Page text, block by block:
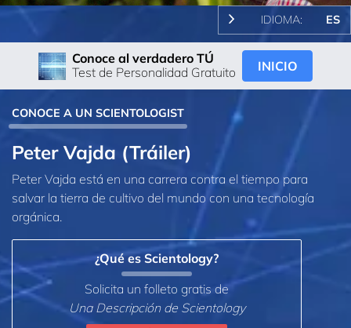
IDIOMA: ES
Conoce al verdadero TÚ
Test de Personalidad Gratuito
INICIO
CONOCE A UN SCIENTOLOGIST
Peter Vajda (Tráiler)
Peter Vajda está en una carrera contra el tiempo para
salvar la tierra de cultivo del mundo con una tecnología
orgánica.
¿Qué es Scientology?
Solicita un folleto gratis de
Una Descripción de Scientology